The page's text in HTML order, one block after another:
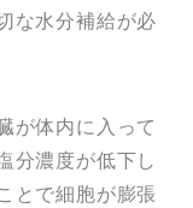
な水分補給が必
が体内に入って
分濃度が低下し
とで細胞が膨張